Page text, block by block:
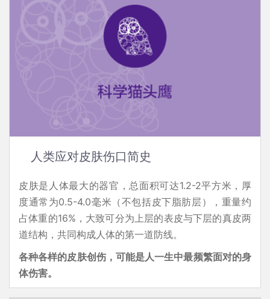
人类应对皮肤伤口简史
皮肤是人体最大的器官，总面积可达1.2-2平方米，厚
度通常为0.5-4.0毫米（不包括皮下脂肪层），重量约
占体重的16%，大致可分为上层的表皮与下层的真皮两
道结构，共同构成人体的第一道防线。
各种各样的皮肤创伤，可能是人一生中最频繁面对的身
体伤害。